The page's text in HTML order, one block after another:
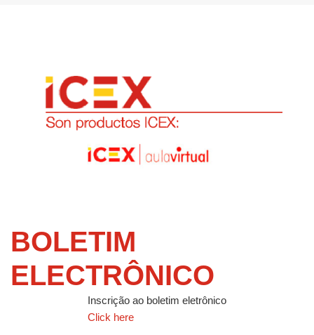
BOLETIM
ELECTRÔNICO
Inscrição ao boletim eletrônico
Click here